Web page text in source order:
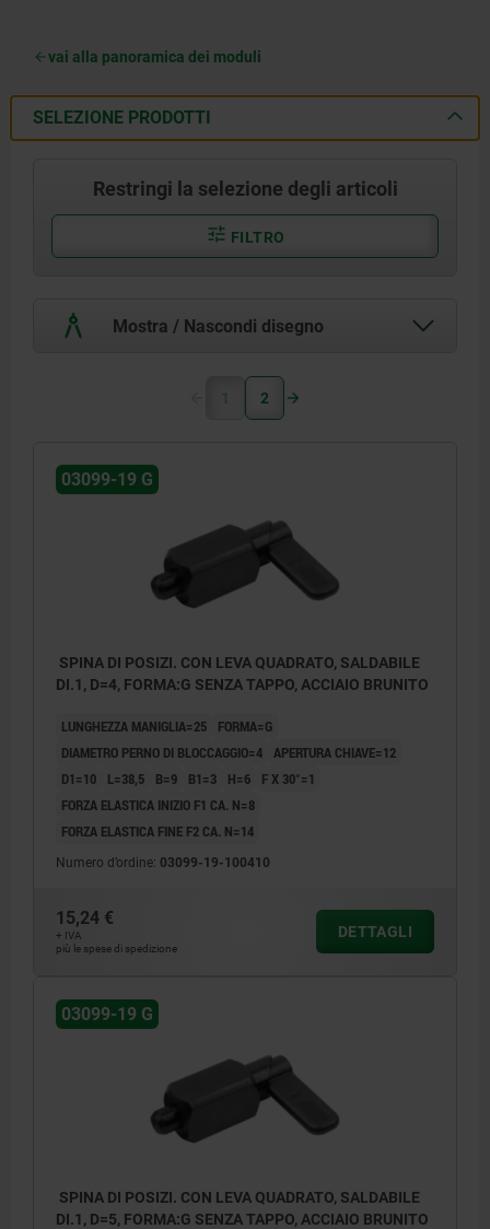
vai alla panoramica dei moduli
SELEZIONE PRODOTTI
Restringi la selezione degli articoli
FILTRO
Mostra / Nascondi disegno
1 2
03099-19 G
SPINA DI POSIZI. CON LEVA QUADRATO, SALDABILE
DI.1, D=4, FORMA:G SENZA TAPPO, ACCIAIO BRUNITO
LUNGHEZZA MANIGLIA=25
FORMA=G
DIAMETRO PERNO DI BLOCCAGGIO=4 APERTURA CHIAVE=12
D1=10
L=38,5 B=9 B1=3 H=6
F X 30°=1
FORZA ELASTICA INIZIO F1 CA. N=8
FORZA ELASTICA FINE F2 CA. N=14
Numero d’ordine: 03099-19-100410
15,24 €
+ IVA
più le spese di spedizione
DETTAGLI
03099-19 G
SPINA DI POSIZI. CON LEVA QUADRATO, SALDABILE
DI.1, D=5, FORMA:G SENZA TAPPO, ACCIAIO BRUNITO